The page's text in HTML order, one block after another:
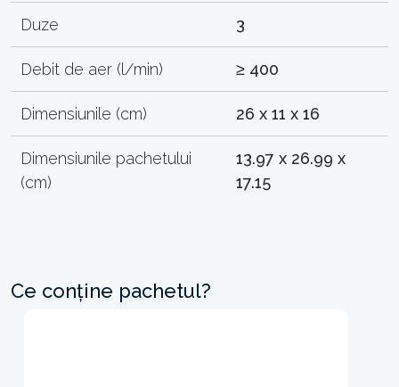
Duze 3
Debit de aer (l/min) ≥ 400
Dimensiunile (cm) 26 x 11 x 16
Dimensiunile pachetului
(cm)
13.97 x 26.99 x
17.15
Ce conține pachetul?